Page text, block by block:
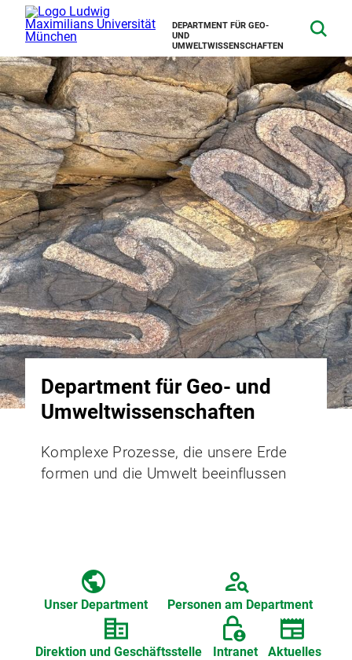
DEPARTMENT FÜR GEO-
UND
UMWELTWISSENSCHAFTEN
Department für Geo- und
Umweltwissenschaften
Komplexe Prozesse, die unsere Erde
formen und die Umwelt beeinflussen
public
Unser Department
person_search
Personen am Department
corporate_fare
Direktion und Geschäftsstelle
lock_person
Intranet
newspaper
Aktuelles